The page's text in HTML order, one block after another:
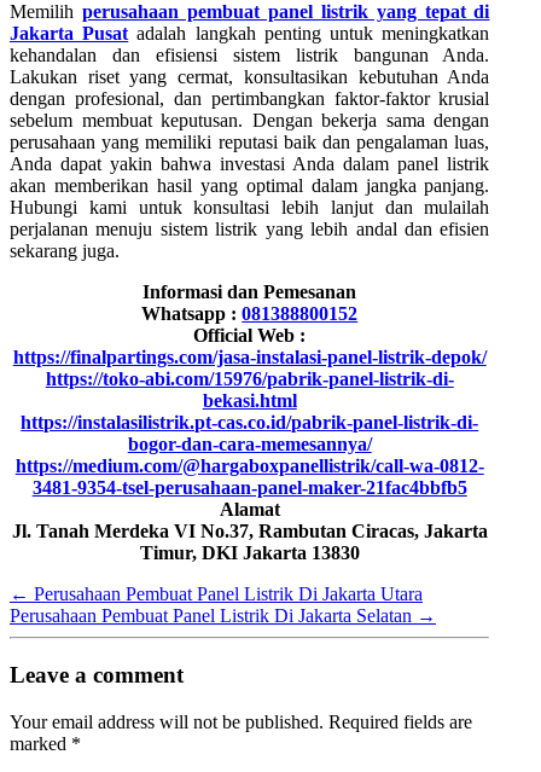
Memilih perusahaan pembuat panel listrik yang tepat di
Jakarta Pusat adalah langkah penting untuk meningkatkan
kehandalan dan efisiensi sistem listrik bangunan Anda.
Lakukan riset yang cermat, konsultasikan kebutuhan Anda
dengan profesional, dan pertimbangkan faktor-faktor krusial
sebelum membuat keputusan. Dengan bekerja sama dengan
perusahaan yang memiliki reputasi baik dan pengalaman luas,
Anda dapat yakin bahwa investasi Anda dalam panel listrik
akan memberikan hasil yang optimal dalam jangka panjang.
Hubungi kami untuk konsultasi lebih lanjut dan mulailah
perjalanan menuju sistem listrik yang lebih andal dan efisien
sekarang juga.
Informasi dan Pemesanan
Whatsapp :081388800152
Official Web :
https://finalpartings.com/jasa-instalasi-panel-listrik-depok/
https://toko-abi.com/15976/pabrik-panel-listrik-di-
bekasi.html
https://instalasilistrik.pt-cas.co.id/pabrik-panel-listrik-di-
bogor-dan-cara-memesannya/
https://medium.com/@hargaboxpanellistrik/call-wa-0812-
3481-9354-tsel-perusahaan-panel-maker-21fac4bbfb5
Alamat
Jl. Tanah Merdeka VI No.37, Rambutan Ciracas, Jakarta
Timur, DKI Jakarta 13830
← Perusahaan Pembuat Panel Listrik Di Jakarta Utara
Perusahaan Pembuat Panel Listrik Di Jakarta Selatan →
Leave a comment
Your email address will not be published. Required fields are
marked *